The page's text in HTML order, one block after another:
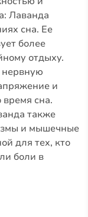
Лаванда
сна. Ее
более
отдыху.
нервную
и
время сна.
также
и мышечные
для тех, кто
боли в